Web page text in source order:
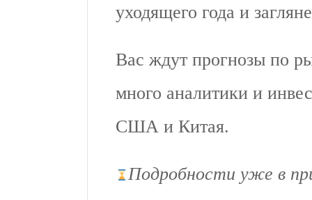
уходящего года и
Вас ждут прогнозы по
много аналитики и
США и Китая.
Подробности уже в